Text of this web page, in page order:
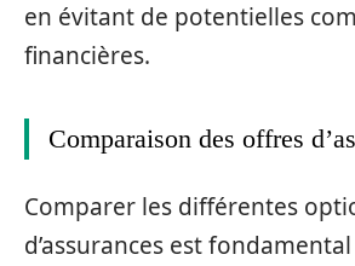
en évitant de potentielles
financières.
Comparaison des offres
Comparer les différentes
d’assurances est